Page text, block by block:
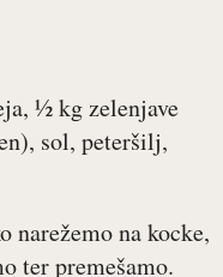
½ kg zelenjave
sol, peteršilj,
narežemo na kocke,
ter premešamo.